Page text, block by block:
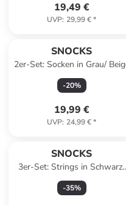
19,49 €
UVP: 29,99 €*
SNOCKS
2er-Set: Socken in Grau/
-20%
19,99 €
UVP: 24,99 €*
SNOCKS
3er-Set: Strings in Schwarz/
Khaki/ Beige
-35%